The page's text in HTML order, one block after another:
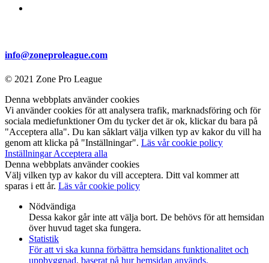
info@zoneproleague.com
© 2021 Zone Pro League
Denna webbplats använder cookies
Vi använder cookies för att analysera trafik, marknadsföring och för
sociala mediefunktioner Om du tycker det är ok, klickar du bara på
"Acceptera alla". Du kan såklart välja vilken typ av kakor du vill ha
genom att klicka på "Inställningar". Läs vår cookie policy
InställningarAcceptera alla
Denna webbplats använder cookies
Välj vilken typ av kakor du vill acceptera. Ditt val kommer att
sparas i ett år. Läs vår cookie policy
Nödvändiga
Dessa kakor går inte att välja bort. De behövs för att hemsidan
över huvud taget ska fungera.
Statistik
För att vi ska kunna förbättra hemsidans funktionalitet och
uppbyggnad, baserat på hur hemsidan används.